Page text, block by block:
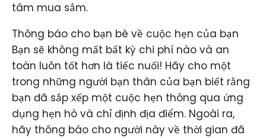
tâm mua sắm.
Thông báo cho bạn bè về cuộc hẹn của bạn
Bạn sẽ không mất bất kỳ chi phí nào và an
toàn luôn tốt hơn là tiếc nuối! Hãy cho một
trong những người bạn thân của bạn biết rằng
bạn đã sắp xếp một cuộc hẹn thông qua ứng
dụng hẹn hò và chỉ định địa điểm. Ngoài ra,
hãy thông báo cho người này về thời gian đã